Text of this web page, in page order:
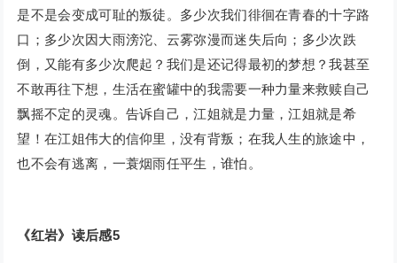
是不是会变成可耻的叛徒。多少次我们徘徊在青春的十字路
口；多少次因大雨滂沱、云雾弥漫而迷失后向；多少次跌
倒，又能有多少次爬起？我们是还记得最初的梦想？我甚至
不敢再往下想，生活在蜜罐中的我需要一种力量来救赎自己
飘摇不定的灵魂。告诉自己，江姐就是力量，江姐就是希
望！在江姐伟大的信仰里，没有背叛；在我人生的旅途中，
也不会有逃离，一蓑烟雨任平生，谁怕。
《红岩》读后感5